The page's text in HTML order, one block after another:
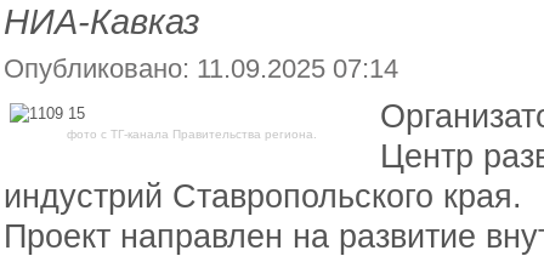
НИА-Кавказ
Опубликовано: 11.09.2025 07:14
фото с ТГ-канала Правительства региона.
Центр
индустрий Ставропольского края.
Проект направлен на развитие